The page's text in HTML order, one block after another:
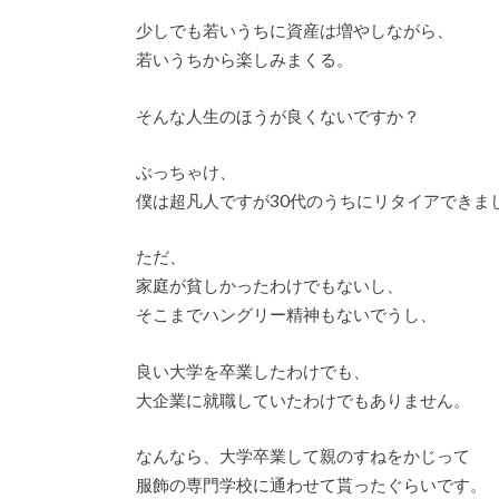
少しでも若いうちに資産は増やしながら、
若いうちから楽しみまくる。
そんな人生のほうが良くないですか？
ぶっちゃけ、
僕は超凡人ですが30代のうちにリタイアできま
ただ、
家庭が貧しかったわけでもないし、
そこまでハングリー精神もないでうし、
良い大学を卒業したわけでも、
大企業に就職していたわけでもありません。
なんなら、大学卒業して親のすねをかじって
服飾の専門学校に通わせて貰ったぐらいです。